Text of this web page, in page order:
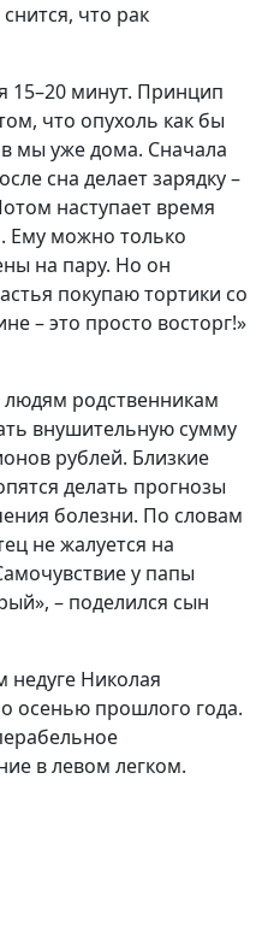
что рак
15–20 минут. Принцип
что опухоль как бы
мы уже дома. Сначала
сна делает зарядку –
наступает время
Ему можно только
на пару. Но он
покупаю тортики со
– это просто восторг!»
родственникам
внушительную сумму
рублей. Близкие
делать прогнозы
болезни. По словам
не жалуется на
у папы
– поделился сын
Николая
осенью прошлого года.
в левом легком.